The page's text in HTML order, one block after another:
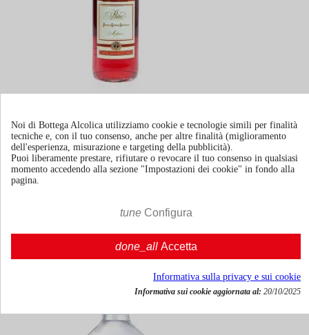
300cl | 25%
IVA incl.
Noi di Bottega Alcolica utilizziamo cookie e tecnologie simili per finalità
tecniche e, con il tuo consenso, anche per altre finalità (miglioramento
dell'esperienza, misurazione e targeting della pubblicità).
Puoi liberamente prestare, rifiutare o revocare il tuo consenso in qualsiasi
momento accedendo alla sezione "Impostazioni dei cookie" in fondo alla
pagina.
tune Configura
done_all Accetta
Informativa sulla privacy e sui cookie
Informativa sui cookie aggiornata al: 20/10/2025